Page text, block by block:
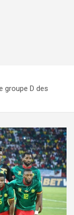
groupe D des